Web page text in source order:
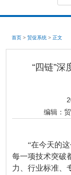
首页 > 贸促系统 > 正文
“四链”
编辑：
“在今天的
每一项技术突破
力、行业标准、